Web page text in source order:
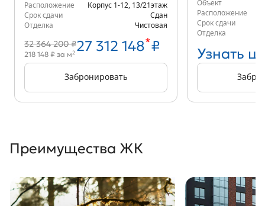
Расположение Корпус 1-12 13/21 этаж
Срок сдачи
Сдан
Отделка
Чистовая
32 364 200 ₽27 312 148*₽
218 148 ₽ за м2
Забронировать
Объект
Расположение
Срок сдачи
Отделка
Узнать
Преимущества ЖК